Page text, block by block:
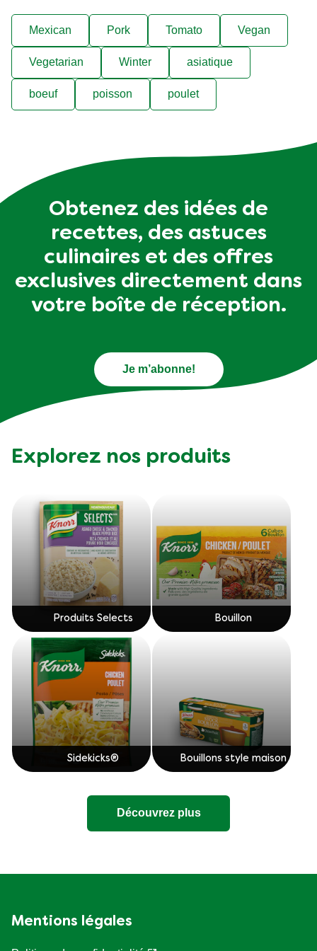
Mexican Pork Tomato Vegan
Vegetarian Winter asiatique
boeuf poisson poulet
Obtenez des idées de
recettes, des astuces
culinaires et des offres
exclusives directement dans
votre boîte de réception.
Je m’abonne!
Explorez nos produits
Produits Selects Bouillon
Sidekicks® Bouillons style maison
Découvrez plus
Mentions légales